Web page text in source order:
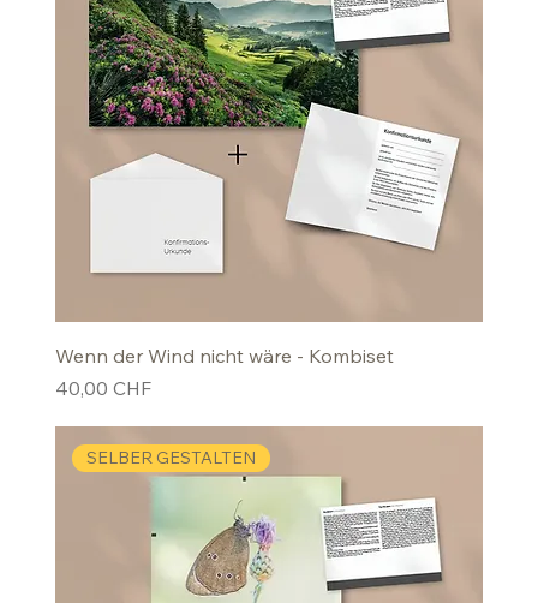
Wenn der Wind nicht wäre - Kombiset
Preis
40,00 CHF
SELBER GESTALTEN